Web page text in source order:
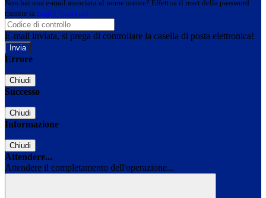
Non hai una e-mail associata al nome utente? Effettua il reset della password
tramite la Login Spaggiari
E-mail inviata, si prega di controllare la casella di posta elettronica!
Errore
Chiudi
Successo
Chiudi
Informazione
Chiudi
Attendere...
Attendere il completamento dell'operazione...